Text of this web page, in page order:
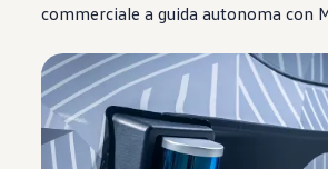
commerciale a guida autonoma con